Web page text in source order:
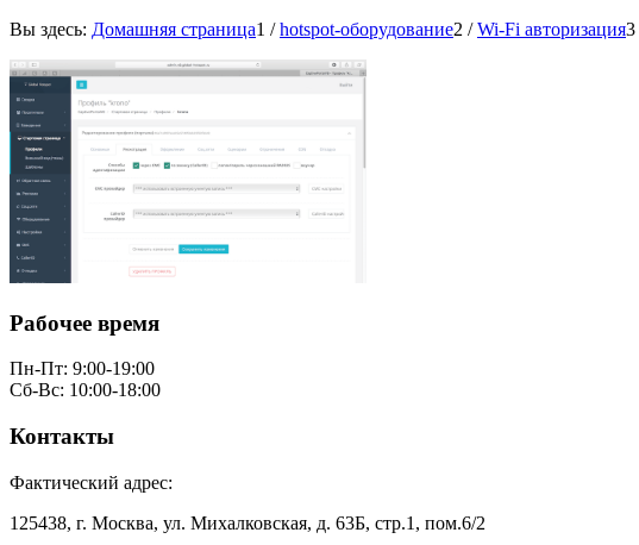
Вы здесь: Домашняя страница1 / hotspot-оборудование2 / Wi-Fi авторизация3
Рабочее время
Пн-Пт: 9:00-19:00
Сб-Вс: 10:00-18:00
Контакты
Фактический адрес:
125438, г. Москва, ул. Михалковская, д. 63Б, стр.1, пом.6/2